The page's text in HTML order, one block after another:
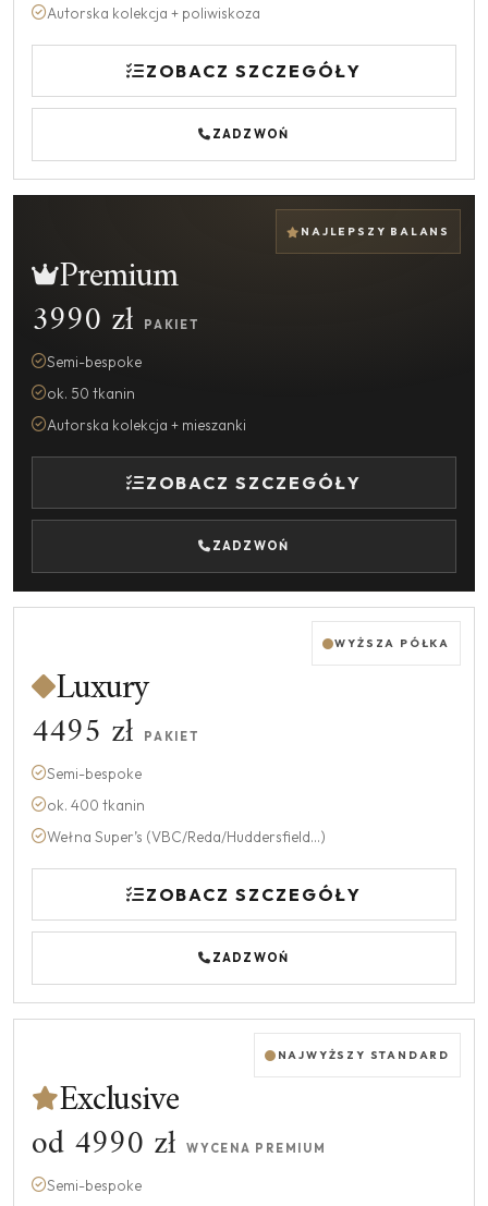
Autorska kolekcja + poliwiskoza
ZOBACZ SZCZEGÓŁY
ZADZWOŃ
NAJLEPSZY BALANS
Premium
3990 zł PAKIET
Semi-bespoke
ok. 50 tkanin
Autorska kolekcja + mieszanki
ZOBACZ SZCZEGÓŁY
ZADZWOŃ
WYŻSZA PÓŁKA
Luxury
4495 zł PAKIET
Semi-bespoke
ok. 400 tkanin
Wełna Super’s (VBC/Reda/Huddersfield...)
ZOBACZ SZCZEGÓŁY
ZADZWOŃ
NAJWYŻSZY STANDARD
Exclusive
od 4990 zł WYCENA PREMIUM
Semi-bespoke